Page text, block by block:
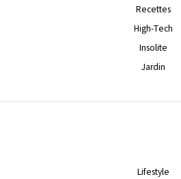
Recettes
High-Tech
Insolite
Jardin
Lifestyle